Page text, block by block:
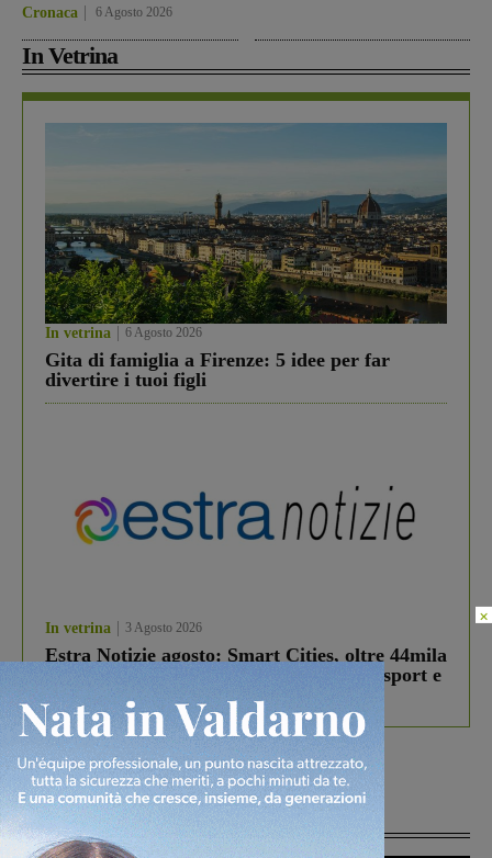
Cronaca 6 Agosto 2026
In Vetrina
In vetrina 6 Agosto 2026
Gita di famiglia a Firenze: 5 idee per far
divertire i tuoi figli
In vetrina 3 Agosto 2026
Estra Notizie agosto: Smart Cities, oltre 44mila
studenti coinvolti, torna il bando per lo sport e
debutta il podcast Estrair
Più lette
×